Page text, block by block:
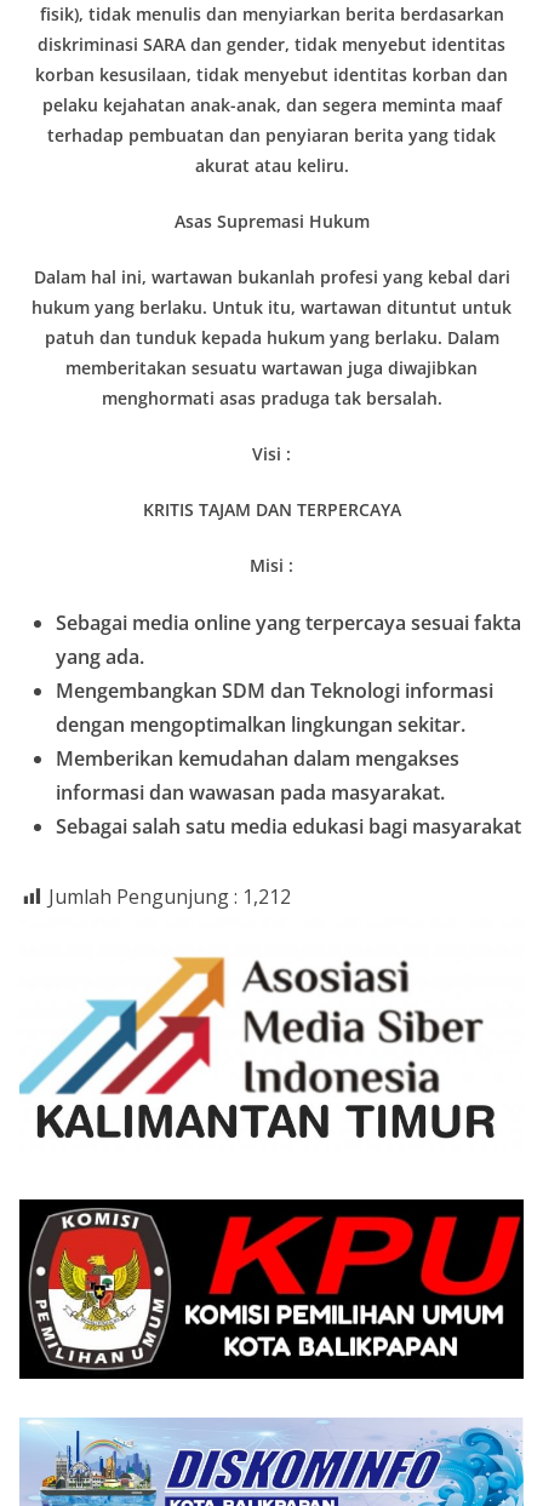
fisik), tidak menulis dan menyiarkan berita berdasarkan
diskriminasi SARA dan gender, tidak menyebut identitas
korban kesusilaan, tidak menyebut identitas korban dan
pelaku kejahatan anak-anak, dan segera meminta maaf
terhadap pembuatan dan penyiaran berita yang tidak
akurat atau keliru.
Asas Supremasi Hukum
Dalam hal ini, wartawan bukanlah profesi yang kebal dari
hukum yang berlaku. Untuk itu, wartawan dituntut untuk
patuh dan tunduk kepada hukum yang berlaku. Dalam
memberitakan sesuatu wartawan juga diwajibkan
menghormati asas praduga tak bersalah.
Visi :
KRITIS TAJAM DAN TERPERCAYA
Misi :
Sebagai media online yang terpercaya sesuai fakta
yang ada.
Mengembangkan SDM dan Teknologi informasi
dengan mengoptimalkan lingkungan sekitar.
Memberikan kemudahan dalam mengakses
informasi dan wawasan pada masyarakat.
Sebagai salah satu media edukasi bagi masyarakat
Jumlah Pengunjung : 1,212